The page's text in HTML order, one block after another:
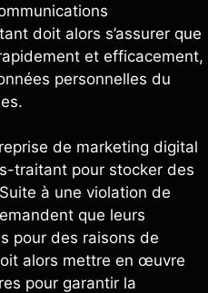
doit alors s’assurer que
et efficacement,
personnelles du
de marketing digital
traitant pour stocker des
à une violation de
que leurs
pour des raisons de
alors mettre en œuvre
pour garantir la